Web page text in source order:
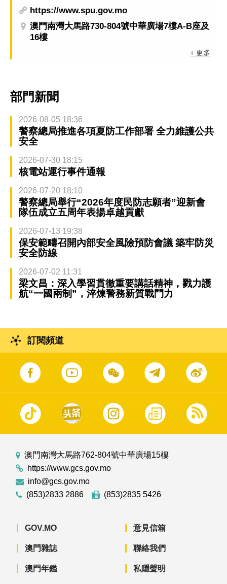
https://www.spu.gov.mo
澳門南灣大馬路730-804號中華廣場7樓A-B座及
16樓
+ 更多
部門新聞
2026-08-05 18:36
警察總局推進各項夏防工作部署 全力維護公共
安全
2026-07-30 18:15
核電站運行事件通報
2026-07-20 18:10
警察總局舉行“2026年度民防志願者”迎新會
隊伍成立五周年表揚卓越貢獻
2026-07-13 19:38
保安範疇召開內部安全風險預防會議 築牢防災
安全防線
2026-07-02 11:31
梁文昌：深入學習貫徹重要講話精神，戮力護
航“一國兩制”，淬煉警務新質戰鬥力
訂閱頻道
澳門南灣大馬路762-804號中華廣場15樓
https://www.gcs.gov.mo
info@gcs.gov.mo
(853)2833 2886
(853)2835 5426
GOV.MO
澳門雜誌
澳門年鑑
意見信箱
聯絡我們
私隱聲明